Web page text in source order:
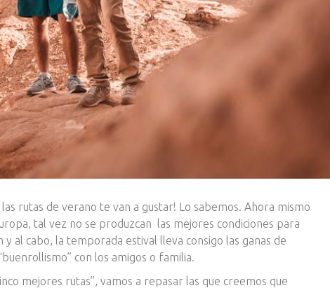
rutas de verano te van a gustar! Lo sabemos. Ahora mismo
tal vez no se produzcan las mejores condiciones para
al cabo, la temporada estival lleva consigo las ganas de
con los amigos o familia.
mejores rutas”, vamos a repasar las que creemos que